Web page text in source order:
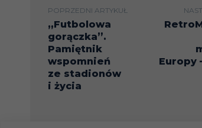
POPRZEDNI ARTYKUŁ
„Futbolowa
gorączka”.
Pamiętnik
wspomnień
ze stadionów
i życia
Europy